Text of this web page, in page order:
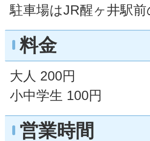
駐車場はJR醒ヶ井駅
料金
大人 200円
小中学生 100円
営業時間